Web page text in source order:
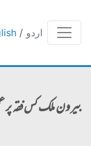
/ اردو
بیرون ملک کس فقہ